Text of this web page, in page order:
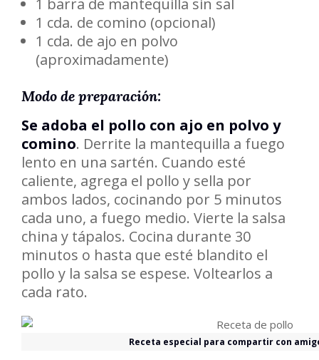
1 barra de mantequilla sin sal
1 cda. de comino (opcional)
1 cda. de ajo en polvo
(aproximadamente)
Modo de preparación:
Se adoba el pollo con ajo en polvo y
comino. Derrite la mantequilla a fuego
lento en una sartén. Cuando esté
caliente, agrega el pollo y sella por
ambos lados, cocinando por 5 minutos
cada uno, a fuego medio. Vierte la salsa
china y tápalos. Cocina durante 30
minutos o hasta que esté blandito el
pollo y la salsa se espese. Voltearlos a
cada rato.
Receta especial para compartir con